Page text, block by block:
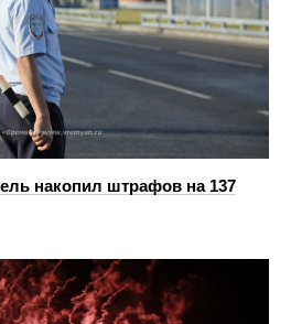
накопил штрафов на 137